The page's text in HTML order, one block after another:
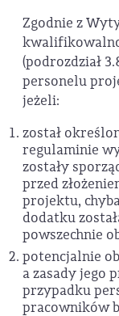
Zgodnie z
(podrozdział
personelu
jeżeli:
został
regulaminie
zostały
przed
projektu,
dodatku
powszechnie
potencjalnie
a zasady jego
przypadku
pracowników